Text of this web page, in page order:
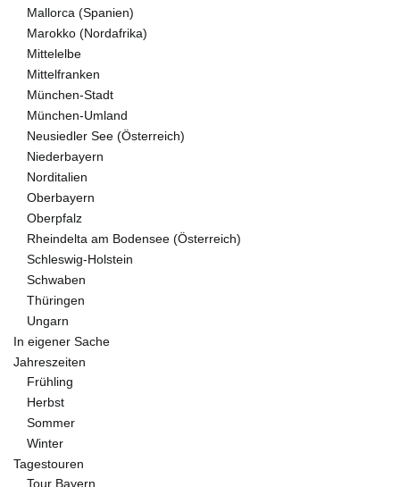
Mallorca (Spanien)
Marokko (Nordafrika)
Mittelelbe
Mittelfranken
München-Stadt
München-Umland
Neusiedler See (Österreich)
Niederbayern
Norditalien
Oberbayern
Oberpfalz
Rheindelta am Bodensee (Österreich)
Schleswig-Holstein
Schwaben
Thüringen
Ungarn
In eigener Sache
Jahreszeiten
Frühling
Herbst
Sommer
Winter
Tagestouren
Tour Bayern